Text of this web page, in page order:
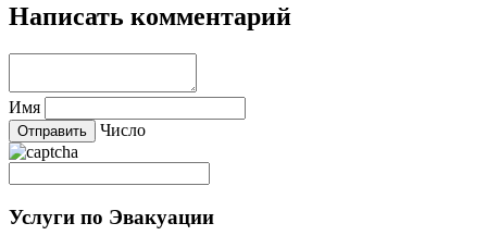
Написать комментарий
Имя
Число
Услуги по Эвакуации